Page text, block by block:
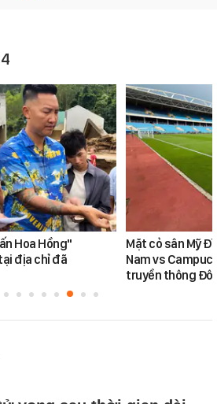
Hoa Hồng"
địa chỉ đã
Mặt cỏ sân Mỹ
Nam vs
truyền thông